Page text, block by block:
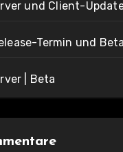
und Client-
Termin und
| Beta